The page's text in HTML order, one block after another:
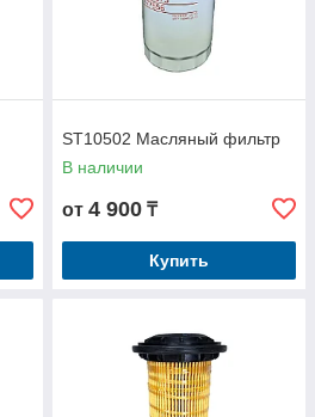
ST10502 Масляный фильтр
В наличии
от 4 900 ₸
Купить